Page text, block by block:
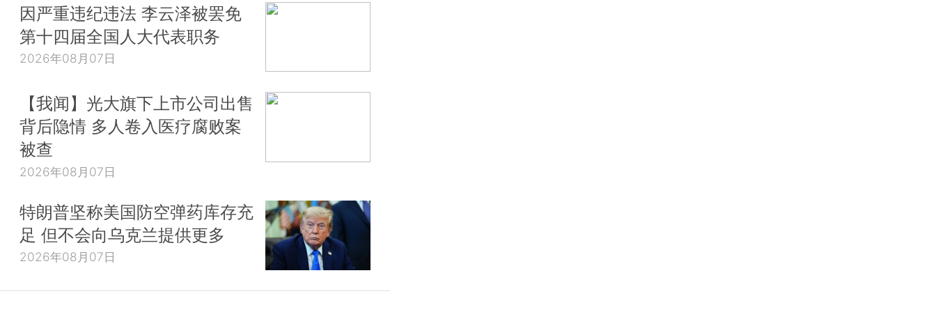
因严重违纪违法 李云泽被罢免
第十四届全国人大代表职务
2026年08月07日
【我闻】光大旗下上市公司出售
背后隐情 多人卷入医疗腐败案
被查
2026年08月07日
特朗普坚称美国防空弹药库存充
足 但不会向乌克兰提供更多
2026年08月07日